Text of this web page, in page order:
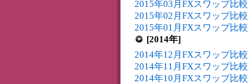
2015年03月FXスワップ比較
2015年02月FXスワップ比較
2015年01月FXスワップ比較
[2014年]
2014年12月FXスワップ比較
2014年11月FXスワップ比較
2014年10月FXスワップ比較